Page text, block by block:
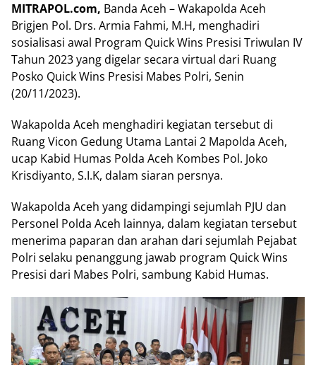
MITRAPOL.com, Banda Aceh – Wakapolda Aceh
Brigjen Pol. Drs. Armia Fahmi, M.H, menghadiri
sosialisasi awal Program Quick Wins Presisi Triwulan IV
Tahun 2023 yang digelar secara virtual dari Ruang
Posko Quick Wins Presisi Mabes Polri, Senin
(20/11/2023).
Wakapolda Aceh menghadiri kegiatan tersebut di
Ruang Vicon Gedung Utama Lantai 2 Mapolda Aceh,
ucap Kabid Humas Polda Aceh Kombes Pol. Joko
Krisdiyanto, S.I.K, dalam siaran persnya.
Wakapolda Aceh yang didampingi sejumlah PJU dan
Personel Polda Aceh lainnya, dalam kegiatan tersebut
menerima paparan dan arahan dari sejumlah Pejabat
Polri selaku penanggung jawab program Quick Wins
Presisi dari Mabes Polri, sambung Kabid Humas.